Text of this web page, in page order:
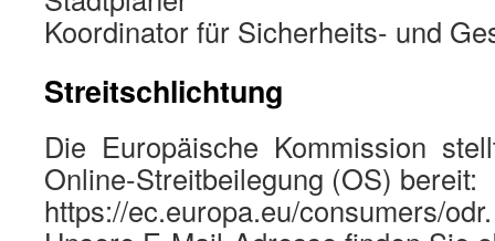
Koordinator für Sicherheits- und
Streitschlichtung
Die Europäische Kommission
Online-Streitbeilegung (OS) bereit:
https://ec.europa.eu/consumers/odr.